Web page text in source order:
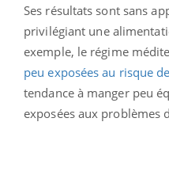
Ses résultats sont sans
privilégiant une
exemple, le régime
peu exposées au risque
tendance à manger peu
exposées aux problèmes